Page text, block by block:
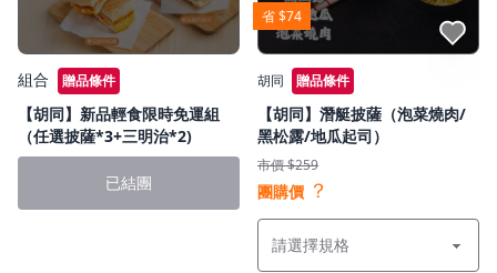
組合 贈品條件
【胡同】新品輕食限時免運組
（任選披薩*3+三明治*2)
已結團
省 $74
胡同 贈品條件
【胡同】潛艇披薩（泡菜燒肉/
黑松露/地瓜起司）
市價 $259
團購價 ？